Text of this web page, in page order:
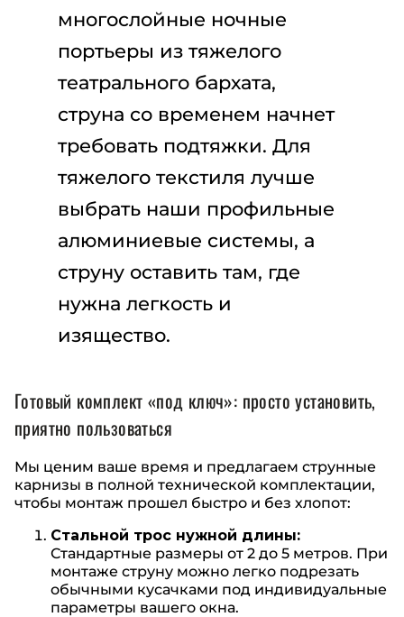
многослойные ночные
портьеры из тяжелого
театрального бархата,
струна со временем начнет
требовать подтяжки. Для
тяжелого текстиля лучше
выбрать наши профильные
алюминиевые системы, а
струну оставить там, где
нужна легкость и
изящество.
Готовый комплект «под ключ»: просто установить,
приятно пользоваться
Мы ценим ваше время и предлагаем струнные
карнизы в полной технической комплектации,
чтобы монтаж прошел быстро и без хлопот:
Стальной трос нужной длины:
Стандартные размеры от 2 до 5 метров. При
монтаже струну можно легко подрезать
обычными кусачками под индивидуальные
параметры вашего окна.